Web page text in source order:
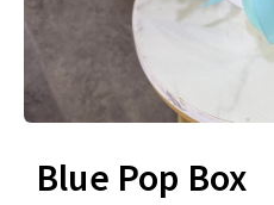
Blue Pop Box